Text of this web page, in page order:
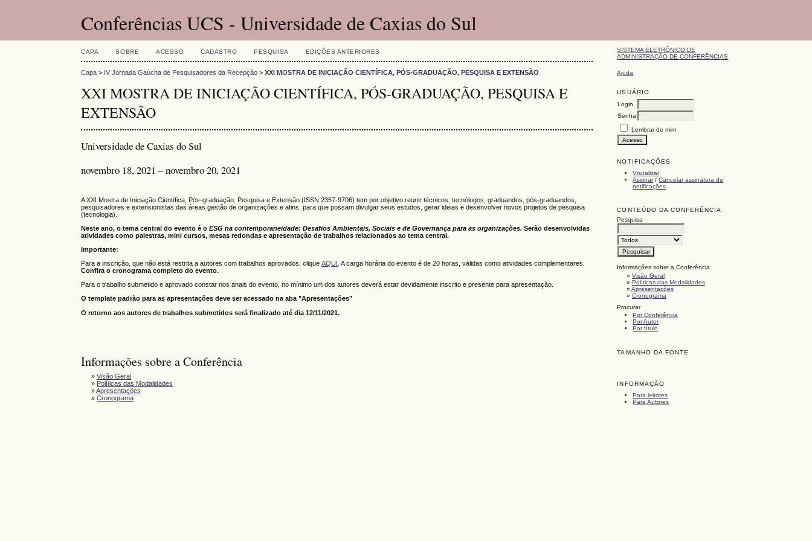
Conferências UCS - Universidade de Caxias do Sul
SISTEMA ELETRÔNICO DE
ADMINISTRAÇÃO DE CONFERÊNCIAS
Ajuda
USUÁRIO
Login
Senha
Lembrar de mim
NOTIFICAÇÕES
Visualizar
Assinar/Cancelar assinatura de
notificações
CONTEÚDO DA CONFERÊNCIA
Pesquisa
Informações sobre a Conferência
»Visão Geral
»Políticas das Modalidades
»Apresentações
»Cronograma
Procurar
Por Conferência
Por Autor
Por título
TAMANHO DA FONTE
INFORMAÇÃO
Para leitores
Para Autores
CAPA SOBRE ACESSO CADASTRO PESQUISA EDIÇÕES ANTERIORES
Capa > IV Jornada Gaúcha de Pesquisadores da Recepção >XXI MOSTRA DE INICIAÇÃO CIENTÍFICA, PÓS-GRADUAÇÃO, PESQUISA E EXTENSÃO
XXI MOSTRA DE INICIAÇÃO CIENTÍFICA, PÓS-GRADUAÇÃO, PESQUISA E
EXTENSÃO
Universidade de Caxias do Sul
novembro 18, 2021 – novembro 20, 2021
A XXI Mostra de Iniciação Científica, Pós-graduação, Pesquisa e Extensão (ISSN 2357-9706) tem por objetivo reunir técnicos, tecnólogos, graduandos, pós-graduandos,
pesquisadores e extensionistas das áreas gestão de organizações e afins, para que possam divulgar seus estudos, gerar ideias e desenvolver novos projetos de pesquisa
(tecnologia).
Neste ano, o tema central do evento é oESG na contemporaneidade: Desafios Ambientais, Sociais e de Governança para as organizações. Serão desenvolvidas
atividades como palestras, mini cursos, mesas redondas e apresentação de trabalhos relacionados ao tema central.
Importante:
Para a inscrição, que não está restrita a autores com trabalhos aprovados, cliqueAQUI . A carga horária do evento é de 20 horas, válidas como atividades complementares.
Confira o cronograma completo do evento.
Para o trabalho submetido e aprovado constar nos anais do evento, no mínimo um dos autores deverá estar devidamente inscrito e presente para apresentação.
O template padrão para as apresentações deve ser acessado na aba "Apresentações"
O retorno aos autores de trabalhos submetidos será finalizado até dia 12/11/2021.
Informações sobre a Conferência
»Visão Geral
» Políticas das Modalidades
»Apresentações
»Cronograma